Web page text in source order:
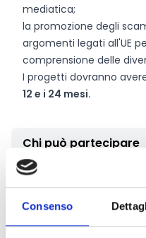
Consenso
mediatica;
la promozione degli
argomenti legati all'UE
comprensione delle
I progetti dovranno
12 e i 24 mesi.
Chi può partecipare
Possono partecipare
Paesi EEA e affiliati al
negoziazione per